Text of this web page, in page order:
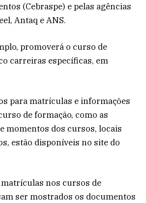
(Cebraspe) e pelas agências
Antaq e ANS.
promoverá o curso de
carreiras específicas, em
para matrículas e informações
de formação, como as
momentos dos cursos, locais
estão disponíveis no site do
nos cursos de
ser mostrados os documentos